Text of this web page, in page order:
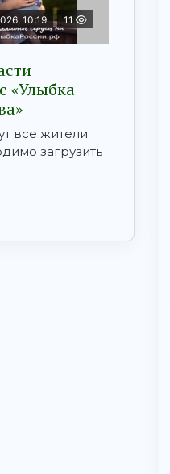
10:19 11
«Улыбка
все жители
загрузить